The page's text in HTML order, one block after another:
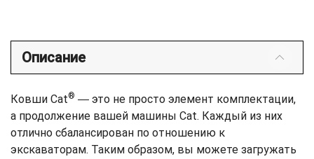
Описание
Ковши Cat® ― это не просто элемент комплектации,
а продолжение вашей машины Cat. Каждый из них
отлично сбалансирован по отношению к
экскаваторам. Таким образом, вы можете загружать